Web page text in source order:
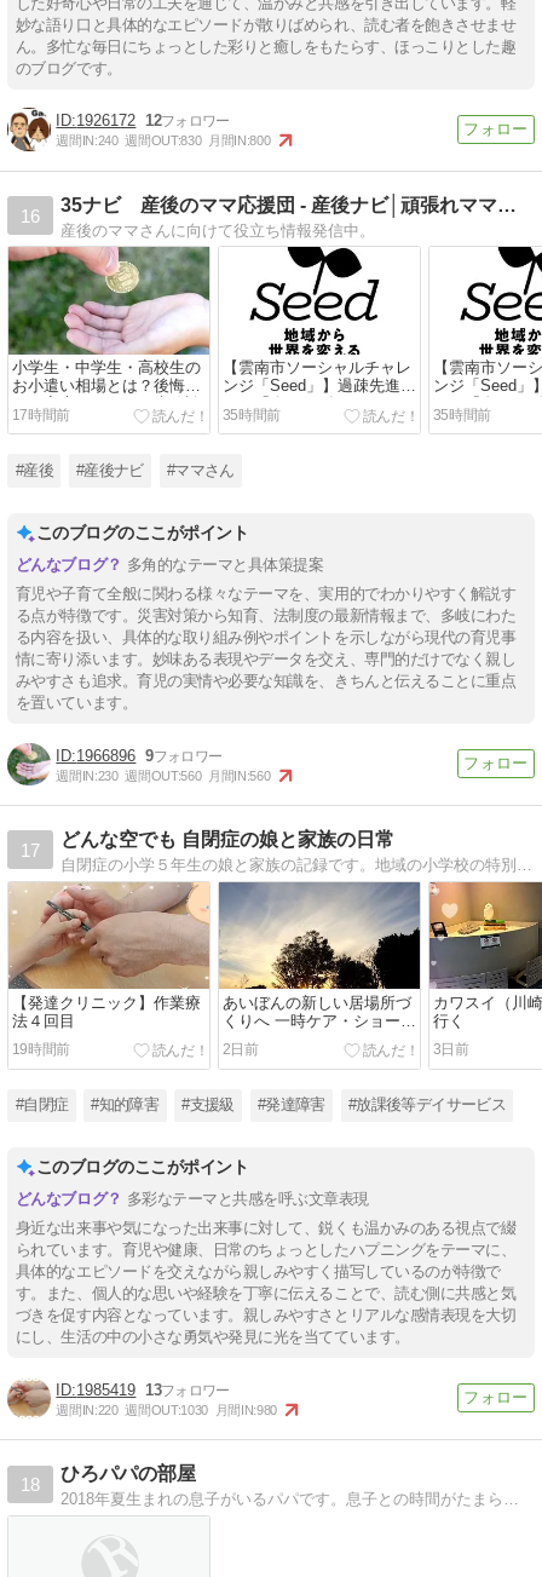
妙な語り口と具体的なエピソードが散りばめられ、読む者を飽きさせませ
ん。多忙な毎日にちょっとした彩りと癒しをもたらす、ほっこりとした趣
のブログです。
1926172 12
週間IN:240 週間OUT:830 月間IN:800
16
35ナビ 産後のママ応援団 - 産後ナビ│頑張れママさん
産後のママさんに向けて役立ち情報発信中。
小学生・中学生・高校生の
お小遣い相場とは？後悔し
ない家庭のルールと失敗談
17時間前
【雲南市ソーシャルチャレ
ンジ「Seed」】過疎先進地
から「次の100年」をつく
る新たな起業家支援プログ
35時間前
【雲南市ソー
ンジ「Seed」
から「次の
る新たな起業
35時間前
#産後 #産後ナビ #ママさん
このブログのここがポイント
多角的なテーマと具体策提案
育児や子育て全般に関わる様々なテーマを、実用的でわかりやすく解説す
る点が特徴です。災害対策から知育、法制度の最新情報まで、多岐にわた
る内容を扱い、具体的な取り組み例やポイントを示しながら現代の育児事
情に寄り添います。妙味ある表現やデータを交え、専門的だけでなく親し
みやすさも追求。育児の実情や必要な知識を、きちんと伝えることに重点
を置いています。
1966896 9
週間IN:230 週間OUT:560 月間IN:560
17
どんな空でも 自閉症の娘と家族の日常
【発達クリニック】作業療
法４回目
19時間前
あいぼんの新しい居場所づ
くりへ 一時ケア・ショート
ステイの面談が決まりまし
た
2日前
カワスイ（川
行く
3日前
#自閉症 #知的障害 #支援級 #発達障害 #放課後等デイサービス
このブログのここがポイント
多彩なテーマと共感を呼ぶ文章表現
身近な出来事や気になった出来事に対して、鋭くも温かみのある視点で綴
られています。育児や健康、日常のちょっとしたハプニングをテーマに、
具体的なエピソードを交えながら親しみやすく描写しているのが特徴で
す。また、個人的な思いや経験を丁寧に伝えることで、読む側に共感と気
づきを促す内容となっています。親しみやすさとリアルな感情表現を大切
にし、生活の中の小さな勇気や発見に光を当てています。
1985419 13
週間IN:220 週間OUT:1030 月間IN:980
18
ひろパパの部屋